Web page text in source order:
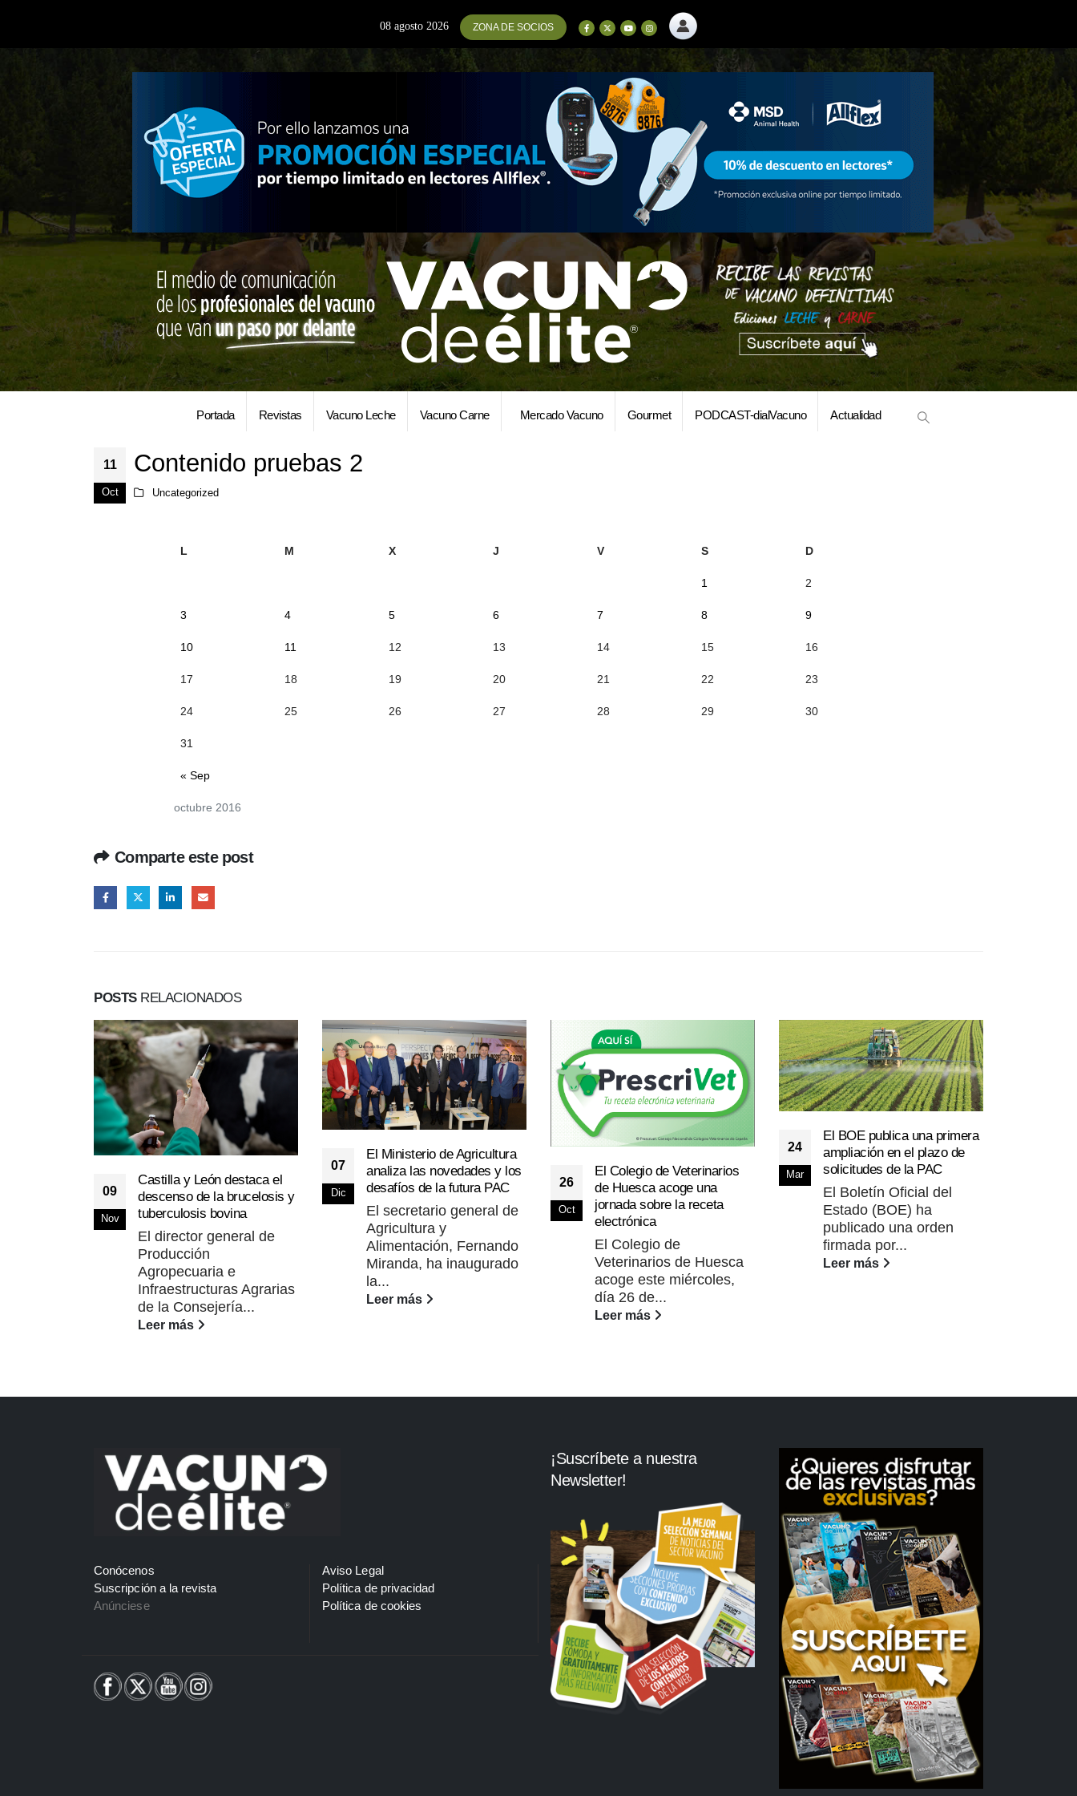
08 agosto 2026 ZONA DE SOCIOS
Portada Revistas Vacuno Leche Vacuno Carne Mercado Vacuno Gourmet PODCAST-dialVacuno Actualidad
11
Oct
Contenido pruebas 2
Uncategorized
octubre 2016
L M X J V S D
« Sep
1 2
3 4 5 6 7 8 9
10 11 12 13 14 15 16
17 18 19 20 21 22 23
24 25 26 27 28 29 30
31
Comparte este post
POSTSRELACIONADOS
09
Nov
Castilla y León destaca el
descenso de la brucelosis y
tuberculosis bovina
El director general de
Producción
Agropecuaria e
Infraestructuras Agrarias
de la Consejería...
Leer más
07
Dic
El Ministerio de Agricultura
analiza las novedades y los
desafíos de la futura PAC
El secretario general de
Agricultura y
Alimentación, Fernando
Miranda, ha inaugurado
la...
Leer más
26
Oct
El Colegio de Veterinarios
de Huesca acoge una
jornada sobre la receta
electrónica
El Colegio de
Veterinarios de Huesca
acoge este miércoles,
día 26 de...
Leer más
24
Mar
El BOE publica una primera
ampliación en el plazo de
solicitudes de la PAC
El Boletín Oficial del
Estado (BOE) ha
publicado una orden
firmada por...
Leer más
Conócenos
Suscripción a la revista
Anúnciese
Aviso Legal
Política de privacidad
Política de cookies
¡Suscríbete a nuestra
Newsletter!